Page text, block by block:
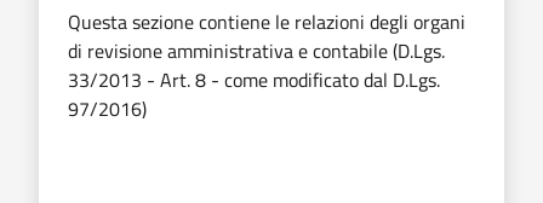
Questa sezione contiene le relazioni degli organi
di revisione amministrativa e contabile (D.Lgs.
33/2013 - Art. 8 - come modificato dal D.Lgs.
97/2016)